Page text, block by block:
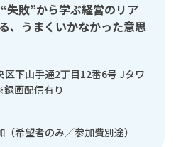
失敗”から学ぶ経営のリア
、うまくいかなかった意思
区下山手通2丁目12番6号 Jタワ
画配信有り
希望者のみ／参加費別途）